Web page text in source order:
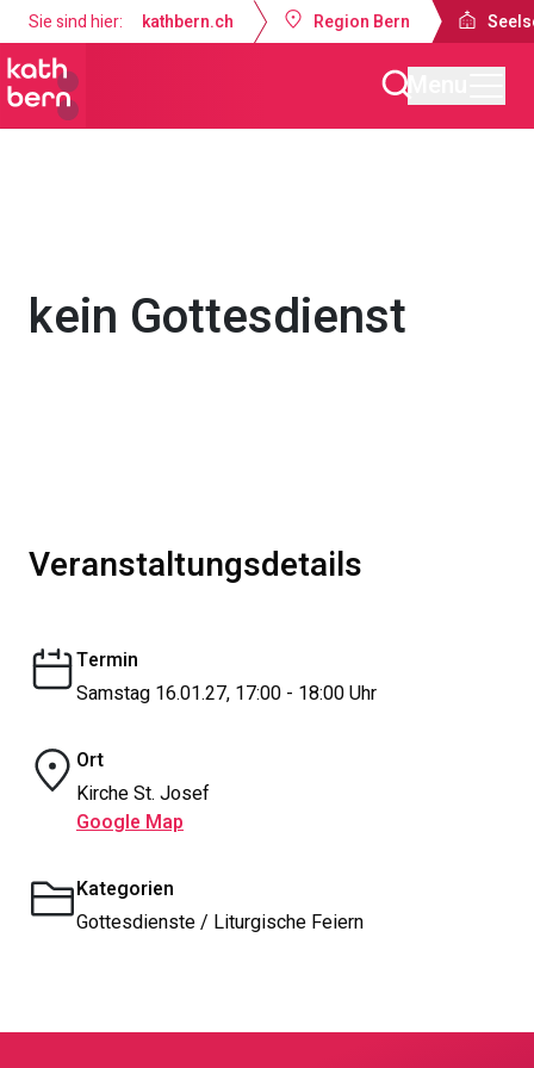
Sie sind hier: kathbern.ch Region Bern
kein Gottesdienst
Veranstaltungsdetails
Termin
Samstag 16.01.27, 17:00 - 18:00 Uhr
Ort
Kirche St. Josef
Google Map
Kategorien
Gottesdienste / Liturgische Feiern